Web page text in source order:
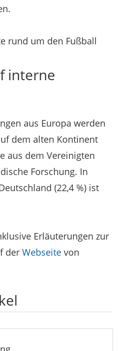
rund um den Fußball
interne
aus Europa werden
dem alten Kontinent
aus dem Vereinigten
Forschung. In
(22,4 %) ist
Erläuterungen zur
der Webseite von